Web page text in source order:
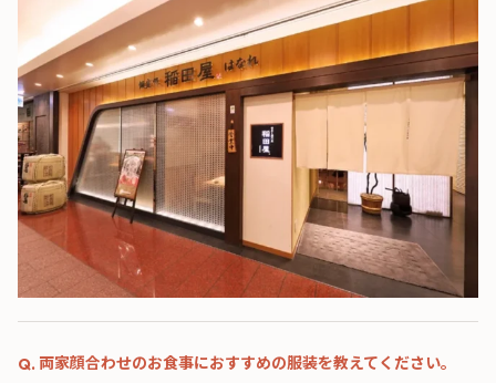
Q. 両家顔合わせのお食事におすすめの服装を教えてください。